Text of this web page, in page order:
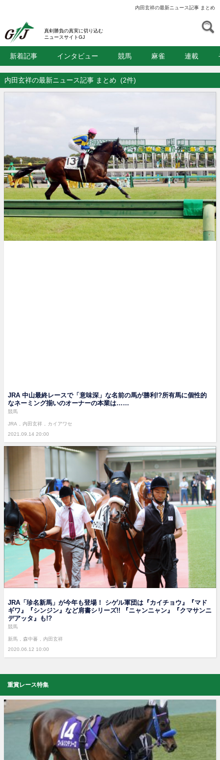
内田玄祥の最新ニュース記事 まとめ
真剣勝負の真実に切り込む
ニュースサイトGJ
新着記事 インタビュー 競馬 麻雀 連載
内田玄祥の最新ニュース記事 まとめ (2件)
JRA 中山最終レースで「意味深」な名前の馬が勝利!?所有馬に個性的
なネーミング揃いのオーナーの本業は……
2021.09.14 20:00
競馬
JRA 内田玄祥 カイアワセ
JRA「珍名新馬」が今年も登場！ シゲル軍団は『カイチョウ』『マド
ギワ』『シンジン』など肩書シリーズ!! 『ニャンニャン』『クマサンニ
デアッタ』も!?
2020.06.12 10:00
競馬
新馬 森中蕃 内田玄祥
重賞レース特集